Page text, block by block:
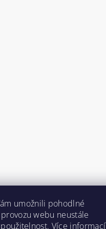
umožnili pohodlné
webu neustále
Více informací